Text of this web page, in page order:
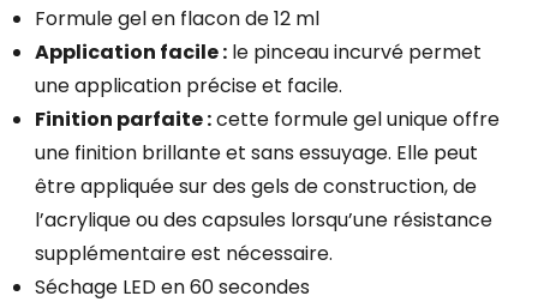
Formule gel en flacon de 12 ml
Application facile : le pinceau incurvé permet
une application précise et facile.
Finition parfaite :cette formule gel unique offre
une finition brillante et sans essuyage. Elle peut
être appliquée sur des gels de construction, de
l’acrylique ou des capsules lorsqu’une résistance
supplémentaire est nécessaire.
Séchage LED en 60 secondes